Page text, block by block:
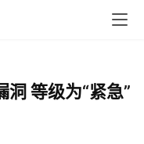
等级为“紧急”